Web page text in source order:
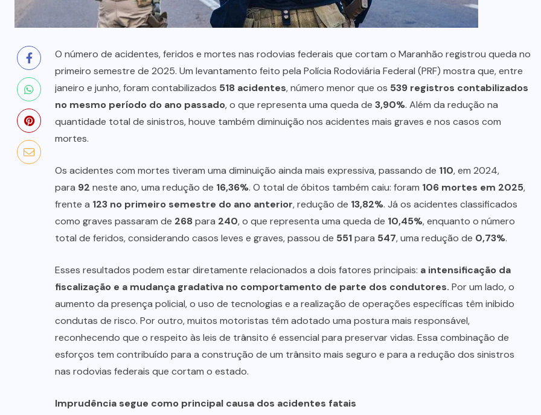
O número de acidentes, feridos e mortes nas rodovias federais que cortam o Maranhão registrou queda no
primeiro semestre de 2025. Um levantamento feito pela Polícia Rodoviária Federal (PRF) mostra que, entre
janeiro e junho, foram contabilizados 518 acidentes, número menor que os 539 registros contabilizados
no mesmo período do ano passado, o que representa uma queda de 3,90%. Além da redução na
quantidade total de sinistros, houve também diminuição nos acidentes mais graves e nos casos com
mortes.
Os acidentes com mortes tiveram uma diminuição ainda mais expressiva, passando de 110, em 2024,
para 92 neste ano, uma redução de 16,36%. O total de óbitos também caiu: foram 106 mortes em 2025,
frente a 123 no primeiro semestre do ano anterior, redução de 13,82%. Já os acidentes classificados
como graves passaram de 268para 240, o que representa uma queda de 10,45%, enquanto o número
total de feridos, considerando casos leves e graves, passou de 551para 547, uma redução de 0,73%.
Esses resultados podem estar diretamente relacionados a dois fatores principais: a intensificação da
fiscalização e a mudança gradativa no comportamento de parte dos condutores. Por um lado, o
aumento da presença policial, o uso de tecnologias e a realização de operações específicas têm inibido
condutas de risco. Por outro, muitos motoristas têm adotado uma postura mais responsável,
reconhecendo que o respeito às leis de trânsito é essencial para preservar vidas. Essa combinação de
esforços tem contribuído para a construção de um trânsito mais seguro e para a redução dos sinistros
nas rodovias federais que cortam o estado.
Imprudência segue como principal causa dos acidentes fatais